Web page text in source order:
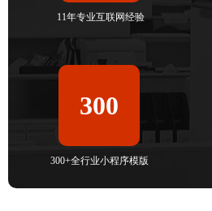
11年专业互联网经验
300
300+全行业小程序模版